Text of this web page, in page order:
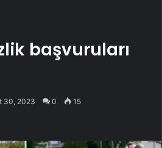
başvuruları
30, 2023 0 15